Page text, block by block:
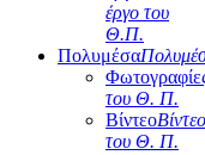
έργο του
Θ.Π.
Πολυμέσα
του Θ. Π.
ΒίντεοΒίντεο
του Θ. Π.